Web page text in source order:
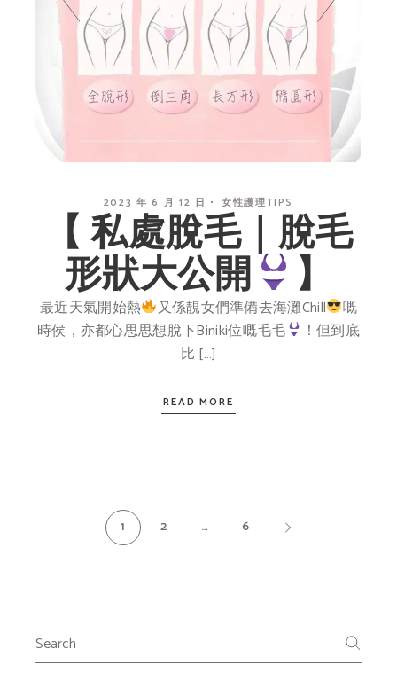
2023 年 6 月 12 日 女性護理TIPS
【 私處脫毛｜脫毛
形狀大公開
】
最近天氣開始熱 又係靚女們準備去海灘Chill
嘅
時侯，亦都心思思想脫下Biniki位嘅毛毛
！但到底
比 […]
READ MORE
1 2 … 6